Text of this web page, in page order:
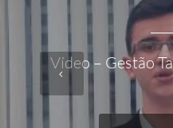
Vídeo – Gestão